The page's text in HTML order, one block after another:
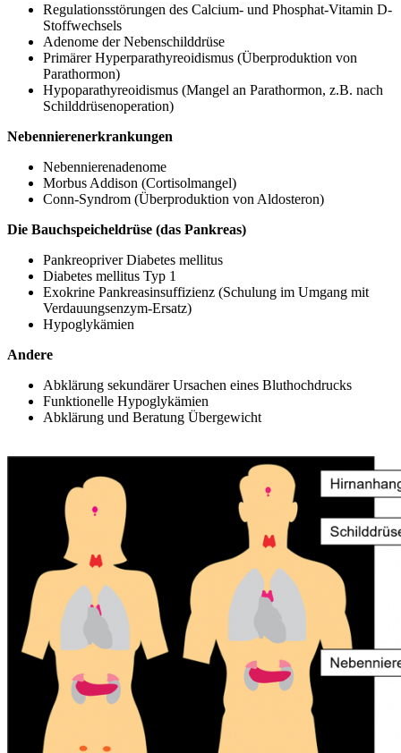
Regulationsstörungen des Calcium- und Phosphat-Vitamin D-
Stoffwechsels
Adenome der Nebenschilddrüse
Primärer Hyperparathyreoidismus (Überproduktion von
Parathormon)
Hypoparathyreoidismus (Mangel an Parathormon, z.B. nach
Schilddrüsenoperation)
Nebennierenerkrankungen
Nebennierenadenome
Morbus Addison (Cortisolmangel)
Conn-Syndrom (Überproduktion von Aldosteron)
Die Bauchspeicheldrüse (das Pankreas)
Pankreopriver Diabetes mellitus
Diabetes mellitus Typ 1
Exokrine Pankreasinsuffizienz (Schulung im Umgang mit
Verdauungsenzym-Ersatz)
Hypoglykämien
Andere
Abklärung sekundärer Ursachen eines Bluthochdrucks
Funktionelle Hypoglykämien
Abklärung und Beratung Übergewicht